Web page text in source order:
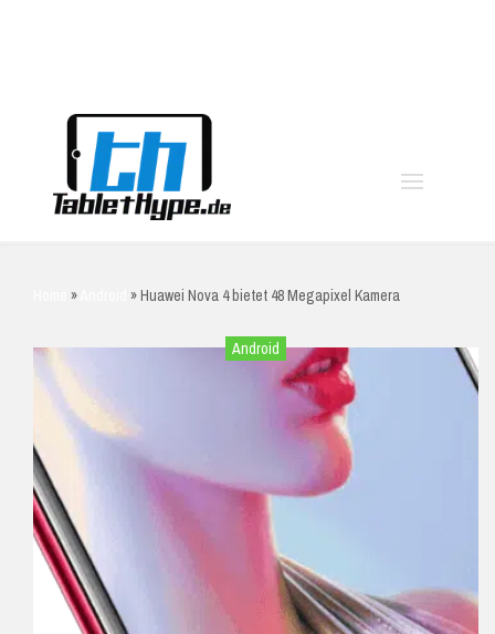
» »Huawei Nova 4 bietet 48 Megapixel Kamera
Android